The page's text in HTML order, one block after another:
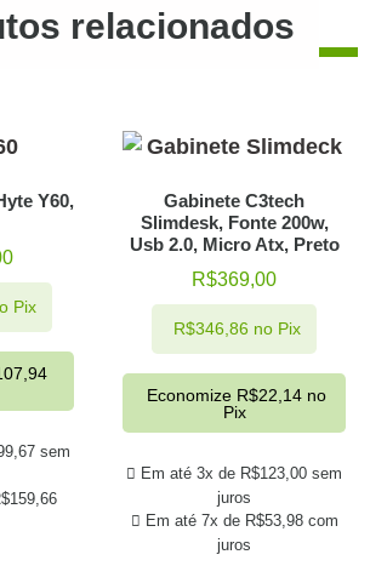
relacionados
Y60,
sem
159,66
Pix
Gabinete C3tech
Slimdesk, Fonte 200w,
Usb 2.0, Micro Atx, Preto
R$369,00
Em até 3x de R$123,00 sem
juros
Em até 7x de R$53,98com
juros
R$346,86 no Pix
Economize R$22,14 no
Pix